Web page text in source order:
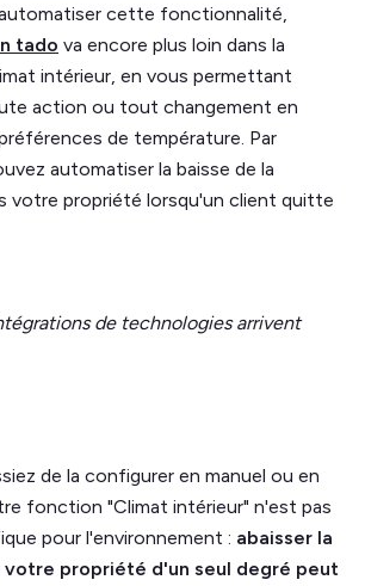
cette fonctionnalité,
tado va encore plus loin dans la
intérieur, en vous permettant
action ou tout changement en
de température. Par
automatiser la baisse de la
votre propriété lorsqu'un client quitte
de technologies arrivent
de la configurer en manuel ou en
fonction "Climat intérieur" n'est pas
pour l'environnement : abaisser la
propriété d'un seul degré peut